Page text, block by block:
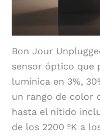
Bon Jour
sensor óptico que
lumínica en 3%,
un rango de color
hasta el nítido
de los 2200 ºK a